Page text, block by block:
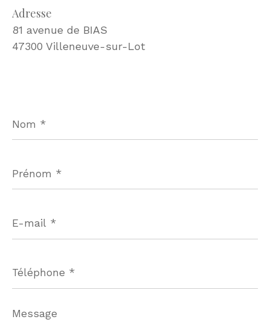
Adresse
81 avenue de BIAS
47300 Villeneuve-sur-Lot
*
*
mail
*
*
Message
*